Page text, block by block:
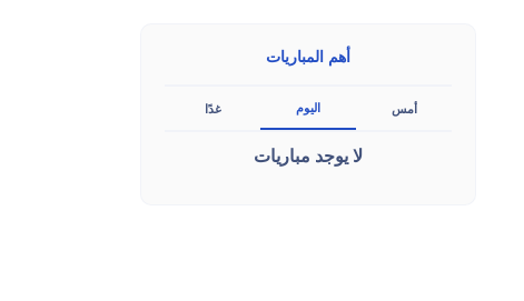
أهم المباريات
أمس اليوم غدًا
لا يوجد مباريات